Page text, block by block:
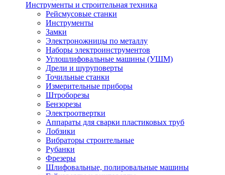
Инструменты и строительная техника
Рейсмусовые станки
Инструменты
Замки
Электроножницы по металлу
Наборы электроинструментов
Углошлифовальные машины (УШМ)
Дрели и шуруповерты
Точильные станки
Измерительные приборы
Штроборезы
Бензорезы
Электроотвертки
Аппараты для сварки пластиковых труб
Лобзики
Вибраторы строительные
Рубанки
Фрезеры
Шлифовальные, полировальные машины